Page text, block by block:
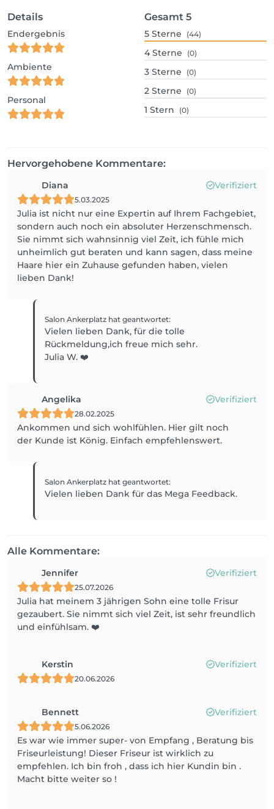
Details
Endergebnis
Ambiente
Personal
Gesamt 5
5 Sterne (44)
4 Sterne (0)
3 Sterne (0)
2 Sterne (0)
1 Stern (0)
Hervorgehobene Kommentare:
Diana Verifiziert
5.03.2025
Julia ist nicht nur eine Expertin auf Ihrem Fachgebiet,
sondern auch noch ein absoluter Herzenschmensch.
Sie nimmt sich wahnsinnig viel Zeit, ich fühle mich
unheimlich gut beraten und kann sagen, dass meine
Haare hier ein Zuhause gefunden haben, vielen
lieben Dank!
Salon Ankerplatz hat geantwortet:
Vielen lieben Dank, für die tolle
Rückmeldung,ich freue mich sehr.
Angelika Verifiziert
28.02.2025
Ankommen und sich wohlfühlen. Hier gilt noch
der Kunde ist König. Einfach empfehlenswert.
Salon Ankerplatz hat geantwortet:
Vielen lieben Dank für das Mega Feedback.
Alle Kommentare:
Jennifer Verifiziert
25.07.2026
Julia hat meinem 3 jährigen Sohn eine tolle Frisur
gezaubert. Sie nimmt sich viel Zeit, ist sehr freundlich
und einfühlsam. ❤️
Kerstin Verifiziert
20.06.2026
Bennett Verifiziert
5.06.2026
Es war wie immer super- von Empfang , Beratung bis
Friseurleistung! Dieser Friseur ist wirklich zu
empfehlen. Ich bin froh , dass ich hier Kundin bin .
Macht bitte weiter so !